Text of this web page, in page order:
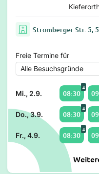
Stromberger Str. 5,
Freie Termine für
Mi., 2.9. 08:30
4
Do., 3.9. 08:30
4
Fr., 4.9. 08:30
4